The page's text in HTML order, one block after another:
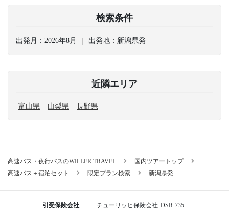
検索条件
出発月： 2026年8月 出発地： 新潟県発
近隣エリア
富山県 山梨県 長野県
高速バス・夜行バスのWILLER TRAVEL
国内ツアートップ
高速バス＋宿泊セット
限定プラン検索 新潟県発
引受保険会社 チューリッヒ保険会社 DSR-735